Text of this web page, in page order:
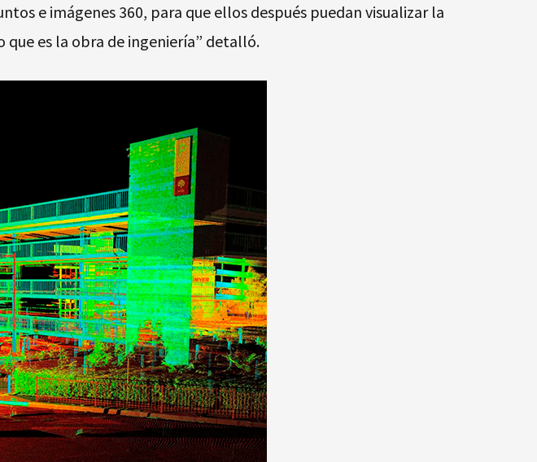
e imágenes 360, para que ellos después puedan visualizar la
es la obra de ingeniería” detalló.